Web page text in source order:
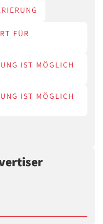
FÜR
IST MÖGLICH
IST MÖGLICH